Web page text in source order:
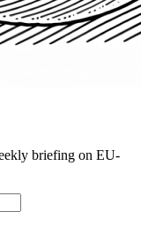
briefing on EU-